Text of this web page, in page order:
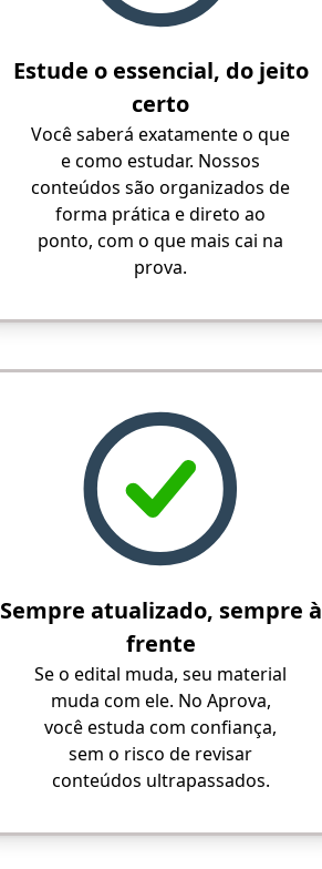
Estude o essencial, do jeito
certo
Você saberá exatamente o que
e como estudar. Nossos
conteúdos são organizados de
forma prática e direto ao
ponto, com o que mais cai na
prova.
Sempre atualizado, sempre à
frente
Se o edital muda, seu material
muda com ele. No Aprova,
você estuda com confiança,
sem o risco de revisar
conteúdos ultrapassados.